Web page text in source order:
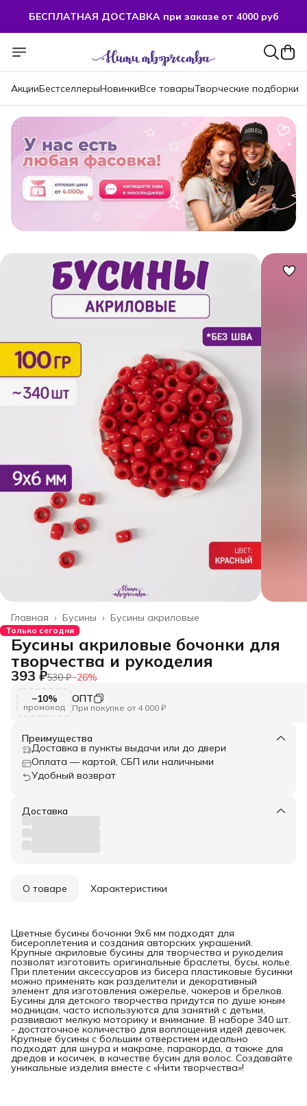
БЕСПЛАТНАЯ ДОСТАВКА при заказе от 4000 руб
АкцииБестселлерыНовинкиВсе товарыТворческие подборки
Бусины акриловые
Бусины ›
Главная ›
Только сегодня
Бусины акриловые бочонки для
творчества и рукоделия
393 ₽530 ₽−26%
−10%
промокод
ОПТ
При покупке от 4 000 ₽
Преимущества
Доставка в пункты выдачи или до двери
Оплата — картой, СБП или наличными
Удобный возврат
Доставка
О товаре Характеристики
Цветные бусины бочонки 9х6 мм подходят для
бисероплетения и создания авторских украшений.
Крупные акриловые бусины для творчества и рукоделия
позволят изготовить оригинальные браслеты, бусы, колье.
При плетении аксессуаров из бисера пластиковые бусинки
можно применять как разделители и декоративный
элемент для изготовления ожерелье, чокеров и брелков.
Бусины для детского творчества придутся по душе юным
модницам, часто используются для занятий с детьми,
развивают мелкую моторику и внимание. В наборе 340 шт.
- достаточное количество для воплощения идей девочек.
Крупные бусины с большим отверстием идеально
подходят для шнура и макраме, паракорда, а также для
дредов и косичек, в качестве бусин для волос. Создавайте
уникальные изделия вместе с «Нити творчества»!